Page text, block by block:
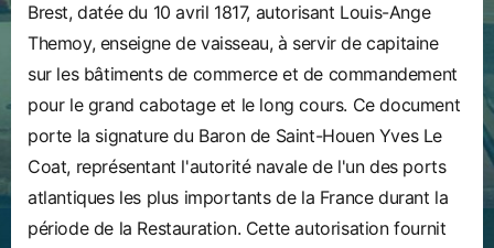
Brest, datée du 10 avril 1817, autorisant Louis-Ange
Themoy, enseigne de vaisseau, à servir de capitaine
sur les bâtiments de commerce et de commandement
pour le grand cabotage et le long cours. Ce document
porte la signature du Baron de Saint-Houen Yves Le
Coat, représentant l'autorité navale de l'un des ports
atlantiques les plus importants de la France durant la
période de la Restauration. Cette autorisation fournit